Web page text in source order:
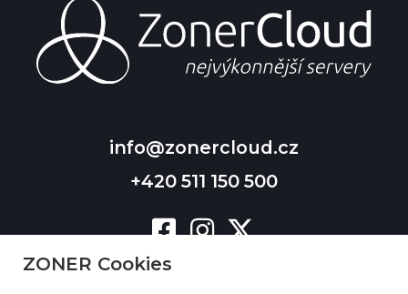
info@zonercloud.cz
+420 511 150 500
ZONER Cookies